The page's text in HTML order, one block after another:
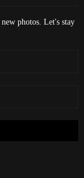
photos. Let's stay